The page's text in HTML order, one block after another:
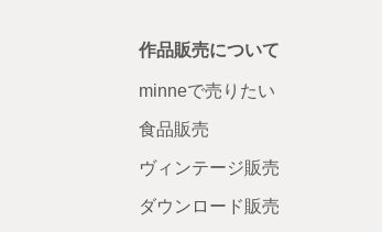
作品販売について
minneで売りたい
食品販売
ヴィンテージ販売
ダウンロード販売